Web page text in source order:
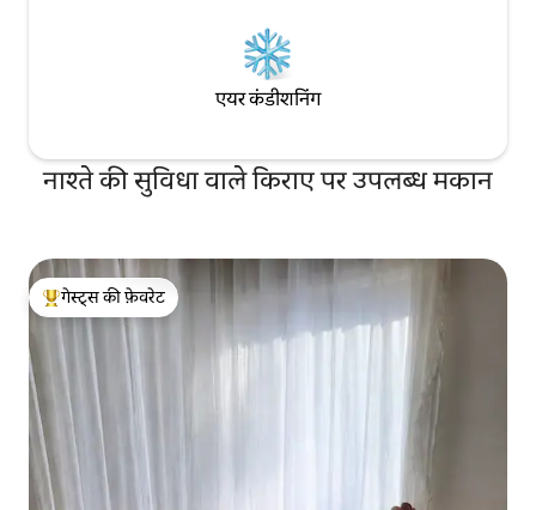
एयर कंडीशनिंग
नाश्ते की सुविधा वाले किराए पर उपलब्ध मकान
गेस्ट्स का टॉप फ़ेवरेट
गेस्ट्स की फ़ेवरेट